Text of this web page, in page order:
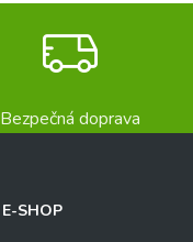
Bezpečná doprava
E-SHOP